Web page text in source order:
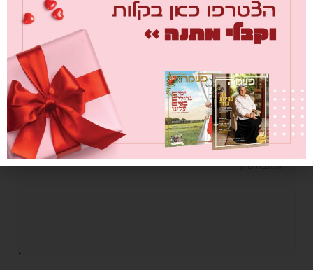
הרגשות , המאבק, וגם עם הפתרון. הכי אמיתי שיש.
תודה!
השב
כתוב תגובה